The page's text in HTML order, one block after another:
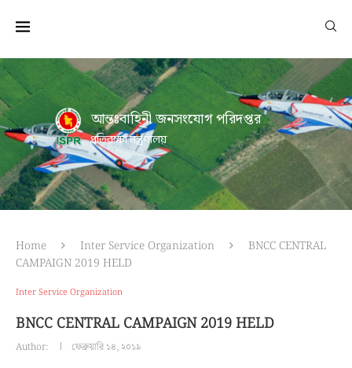
আন্তঃবাহিনী জনসংযোগ পরিদপ্তর
প্রতিরক্ষা মন্ত্রণালয়
Home Inter Service Organization
BNCC CENTRAL
CAMPAIGN 2019 HELD
Inter Service Organization
BNCC CENTRAL CAMPAIGN 2019 HELD
Author: ফেব্রুয়ারি ১৪, ২০১৯